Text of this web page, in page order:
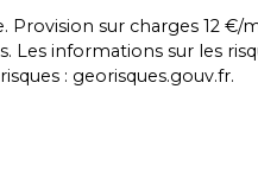
Provision sur charges 12 €/
Les informations sur les
: georisques.gouv.fr.